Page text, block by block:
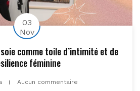
03
Nov
comme toile d’intimité et de
féminine
Aucun commentaire